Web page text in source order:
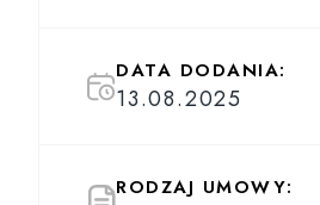
DATA DODANIA:
13.08.2025
RODZAJ UMOWY: